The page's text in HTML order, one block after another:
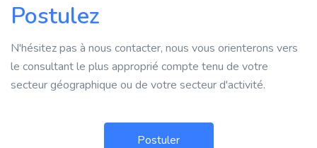
Postulez
N'hésitez pas à nous contacter, nous vous orienterons vers
le consultant le plus approprié compte tenu de votre
secteur géographique ou de votre secteur d'activité.